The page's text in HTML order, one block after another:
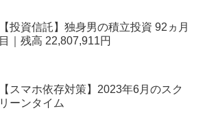
【投資信託】独身男の積立投資 92ヵ月
目｜残高 22,807,911円
【スマホ依存対策】2023年6月のスク
リーンタイム